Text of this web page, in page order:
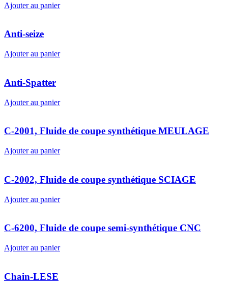
Ajouter au panier
Anti-seize
Ajouter au panier
Anti-Spatter
Ajouter au panier
C-2001, Fluide de coupe synthétique MEULAGE
Ajouter au panier
C-2002, Fluide de coupe synthétique SCIAGE
Ajouter au panier
C-6200, Fluide de coupe semi-synthétique CNC
Ajouter au panier
Chain-LESE